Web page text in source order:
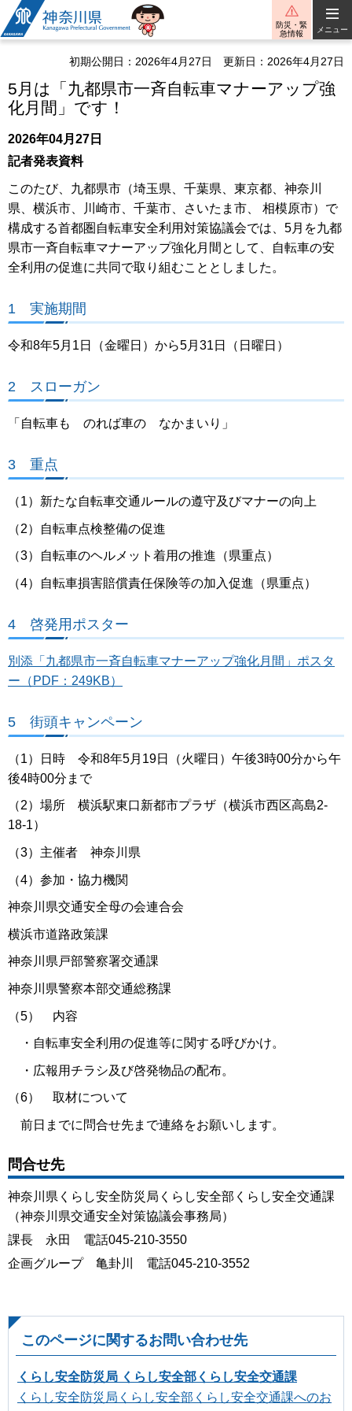
神奈川県
防災・緊
急情報
メニュー
初期公開日：2026年4月27日 更新日：2026年4月27日
5月は「九都県市一斉自転車マナーアップ強
化月間」です！
2026年04月27日
記者発表資料
このたび、九都県市（埼玉県、千葉県、東京都、神奈川
県、横浜市、川崎市、千葉市、さいたま市、 相模原市）で
構成する首都圏自転車安全利用対策協議会では、5月を九都
県市一斉自転車マナーアップ強化月間として、自転車の安
全利用の促進に共同で取り組むこととしました。
1 実施期間
令和8年5月1日（金曜日）から5月31日（日曜日）
2 スローガン
「自転車も のれば車の なかまいり」
3 重点
（1）新たな自転車交通ルールの遵守及びマナーの向上
（2）自転車点検整備の促進
（3）自転車のヘルメット着用の推進（県重点）
（4）自転車損害賠償責任保険等の加入促進（県重点）
4 啓発用ポスター
別添「九都県市一斉自転車マナーアップ強化月間」ポスタ
ー（PDF：249KB）
5 街頭キャンペーン
（1）日時 令和8年5月19日（火曜日）午後3時00分から午
後4時00分まで
（2）場所 横浜駅東口新都市プラザ（横浜市西区高島2-
18-1）
（3）主催者 神奈川県
（4）参加・協力機関
神奈川県交通安全母の会連合会
横浜市道路政策課
神奈川県戸部警察署交通課
神奈川県警察本部交通総務課
（5） 内容
・自転車安全利用の促進等に関する呼びかけ。
・広報用チラシ及び啓発物品の配布。
（6） 取材について
前日までに問合せ先まで連絡をお願いします。
問合せ先
神奈川県くらし安全防災局くらし安全部くらし安全交通課
（神奈川県交通安全対策協議会事務局）
課長 永田 電話045-210-3550
企画グループ 亀卦川 電話045-210-3552
このページに関するお問い合わせ先
くらし安全防災局 くらし安全部くらし安全交通課
くらし安全防災局くらし安全部くらし安全交通課へのお